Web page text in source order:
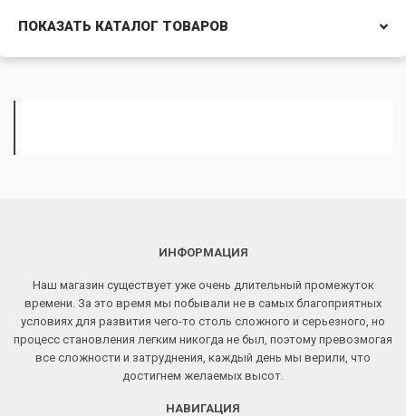
ПОКАЗАТЬ КАТАЛОГ ТОВАРОВ
ИНФОРМАЦИЯ
Наш магазин существует уже очень длительный промежуток
времени. За это время мы побывали не в самых благоприятных
условиях для развития чего-то столь сложного и серьезного, но
процесс становления легким никогда не был, поэтому превозмогая
все сложности и затруднения, каждый день мы верили, что
достигнем желаемых высот.
НАВИГАЦИЯ